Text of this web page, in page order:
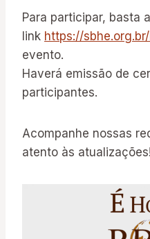
Para participar, basta
link https://
evento.
Haverá emissão de
participantes.
Acompanhe nossas
atento às atualizações!